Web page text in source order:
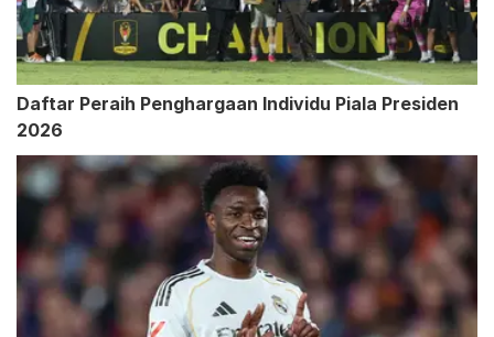
Daftar Peraih Penghargaan Individu Piala Presiden
2026